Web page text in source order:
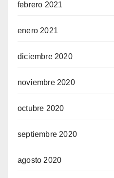
febrero 2021
enero 2021
diciembre 2020
noviembre 2020
octubre 2020
septiembre 2020
agosto 2020